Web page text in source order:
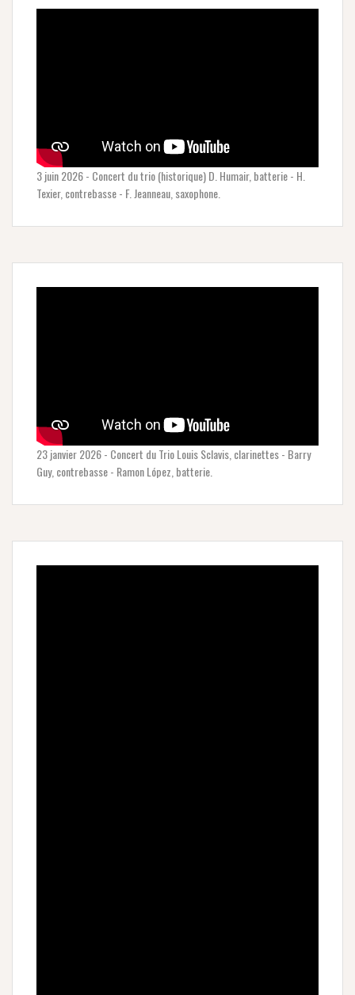
3 juin 2026 - Concert du trio (historique) D. Humair, batterie - H.
Texier, contrebasse - F. Jeanneau, saxophone.
23 janvier 2026 - Concert du Trio Louis Sclavis, clarinettes - Barry
Guy, contrebasse - Ramon López, batterie.